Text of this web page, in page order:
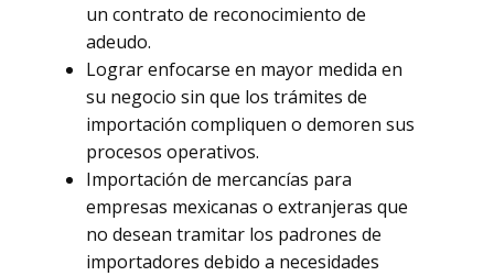
un contrato de reconocimiento de
adeudo.
Lograr enfocarse en mayor medida en
su negocio sin que los trámites de
importación compliquen o demoren sus
procesos operativos.
Importación de mercancías para
empresas mexicanas o extranjeras que
no desean tramitar los padrones de
importadores debido a necesidades